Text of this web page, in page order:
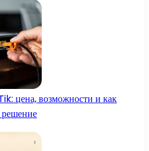
цена, возможности и как